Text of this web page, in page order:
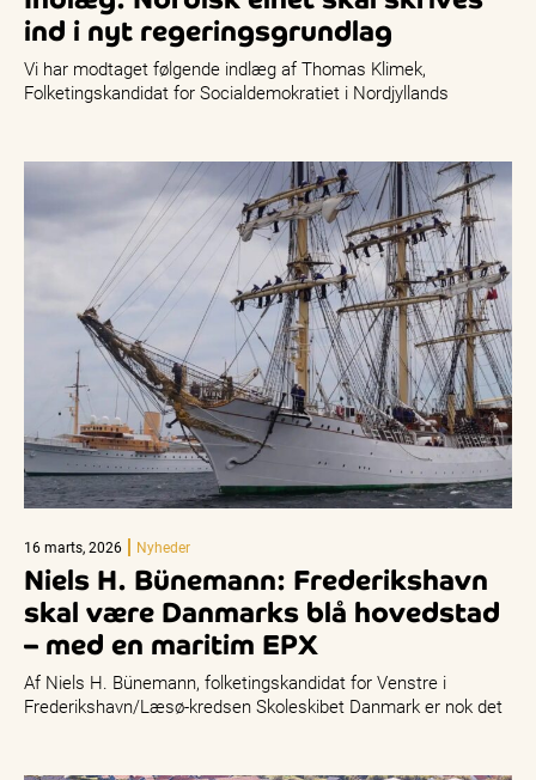
ind i nyt regeringsgrundlag
Vi har modtaget følgende indlæg af Thomas Klimek,
Folketingskandidat for Socialdemokratiet i Nordjyllands
16 marts, 2026 Nyheder
Niels H. Bünemann: Frederikshavn
skal være Danmarks blå hovedstad
– med en maritim EPX
Af Niels H. Bünemann, folketingskandidat for Venstre i
Frederikshavn/Læsø-kredsen Skoleskibet Danmark er nok det